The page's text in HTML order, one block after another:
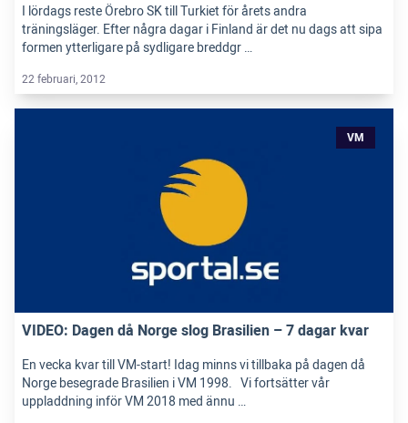
I lördags reste Örebro SK till Turkiet för årets andra
träningsläger. Efter några dagar i Finland är det nu dags att sipa
formen ytterligare på sydligare breddgr …
22 februari, 2012
VM
VIDEO: Dagen då Norge slog Brasilien – 7 dagar kvar
En vecka kvar till VM-start! Idag minns vi tillbaka på dagen då
Norge besegrade Brasilien i VM 1998. Vi fortsätter vår
uppladdning inför VM 2018 med ännu …